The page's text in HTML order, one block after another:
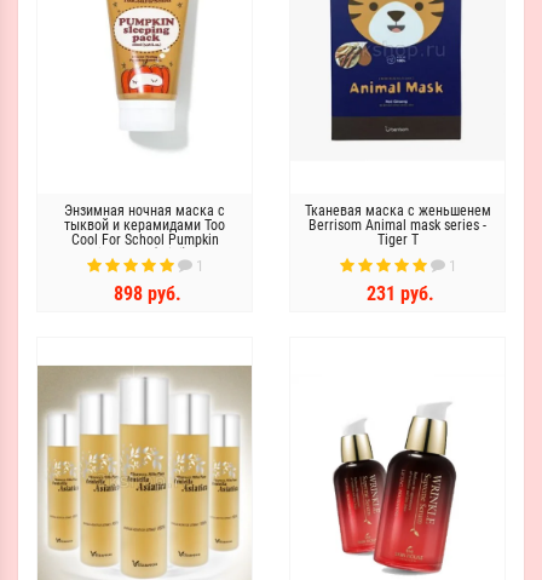
Энзимная ночная маска с
тыквой и керамидами Too
Cool For School Pumpkin
Sleeping Pack (mini), 30мл
1
898 руб.
Тканевая маска с женьшенем
Berrisom Animal mask series -
Tiger Т
1
231 руб.